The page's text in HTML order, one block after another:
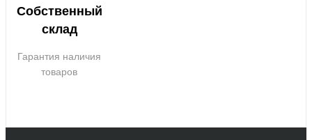
Собственный
склад
Гарантия наличия
товаров